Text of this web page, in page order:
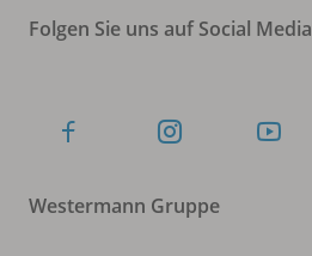
Folgen Sie uns auf Social Media
Westermann Gruppe